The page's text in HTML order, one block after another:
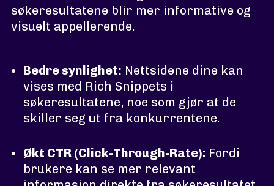
søkeresultatene blir mer informative og
visuelt appellerende.
Bedre synlighet: Nettsidene dine kan
vises med Rich Snippets i
søkeresultatene, noe som gjør at de
skiller seg ut fra konkurrentene.
Økt CTR (Click-Through-Rate): Fordi
brukere kan se mer relevant